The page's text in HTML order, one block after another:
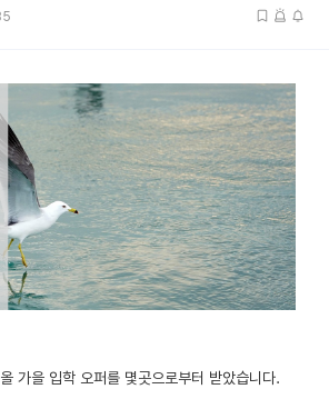
가을 입학 오퍼를 몇곳으로부터 받았습니다.